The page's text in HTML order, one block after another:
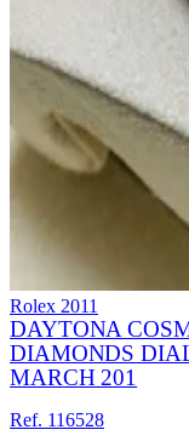
Rolex 2011
DAYTONA
DIAMONDS
MARCH 201
Ref. 116528